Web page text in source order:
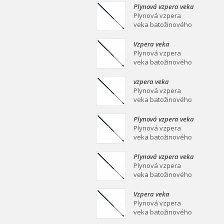
mm Plynová vzpera
veka batožinového
priestoru Ei
Plynová vzpera veka
batožinového
priestoru 639/258
Plynová vzpera
veka batožinového
mm Plynová vzpera
veka batožinového
priestoru Ei
Vzpera veka
batožinového
priestoru 387/139
Plynová vzpera
veka batožinového
mm Plynová vzpera
veka batožinového
priestoru Ei
vzpera veka
batožinového
priestoru 558/253
Plynová vzpera
veka batožinového
mm Plynová vzpera
veka batožinového
priestoru Ei
Plynová vzpera veka
batožinového
priestoru 549/219
Plynová vzpera
veka batožinového
mm Plynová vzpera
veka batožinového
priestoru Ei
Plynová vzpera veka
batožinového
priestoru 467/160
Plynová vzpera
veka batožinového
mm Plynová vzpera
veka batožinového
priestoru Ei
Vzpera veka
batožinového
priestoru 475/180
Plynová vzpera
veka batožinového